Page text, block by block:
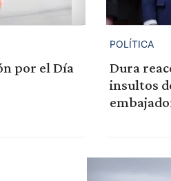
por el Día
POLÍTICA
Dura
insultos